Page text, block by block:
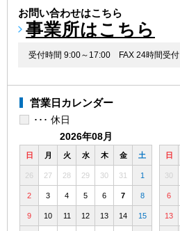
お問い合わせはこちら
事業所はこちら
受付時間 9:00～17:00 FAX 24時間受付
営業日カレンダー
･･･ 休日
2026年08月
日 月 火 水 木 金 土
26 27 28 29 30 31 1
2 3 4 5 6 7 8
9 10 11 12 13 14 15
日
30
6
13